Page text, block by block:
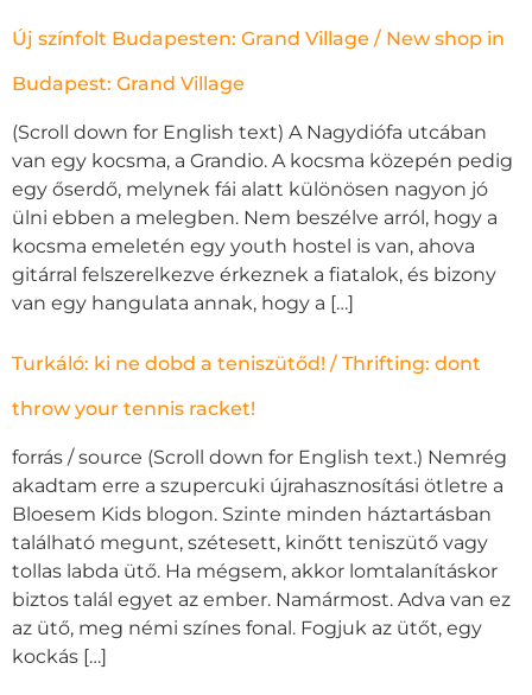
Új színfolt Budapesten: Grand Village / New shop in
Budapest: Grand Village
(Scroll down for English text) A Nagydiófa utcában
van egy kocsma, a Grandio. A kocsma közepén pedig
egy őserdő, melynek fái alatt különösen nagyon jó
ülni ebben a melegben. Nem beszélve arról, hogy a
kocsma emeletén egy youth hostel is van, ahova
gitárral felszerelkezve érkeznek a fiatalok, és bizony
van egy hangulata annak, hogy a […]
Turkáló: ki ne dobd a teniszütőd! / Thrifting: dont
throw your tennis racket!
forrás / source (Scroll down for English text.) Nemrég
akadtam erre a szupercuki újrahasznosítási ötletre a
Bloesem Kids blogon. Szinte minden háztartásban
található megunt, szétesett, kinőtt teniszütő vagy
tollas labda ütő. Ha mégsem, akkor lomtalanításkor
biztos talál egyet az ember. Namármost. Adva van ez
az ütő, meg némi színes fonal. Fogjuk az ütőt, egy
kockás […]